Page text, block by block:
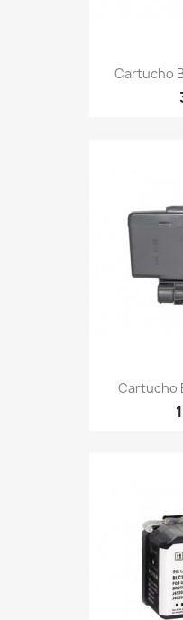
Cartucho
Cartucho